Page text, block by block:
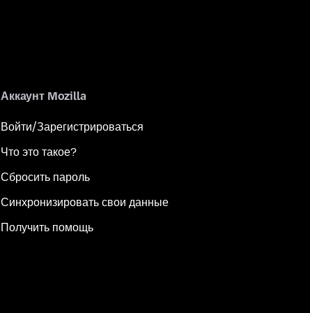
Аккаунт Mozilla
Войти/Зарегистрироваться
Что это такое?
Сбросить пароль
Синхронизировать свои данные
Получить помощь